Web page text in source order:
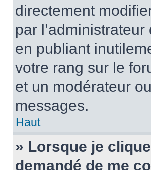
directement
par
en publiant
votre rang sur le
et un modérateur
messages.
Haut
» Lorsque je
demandé de me